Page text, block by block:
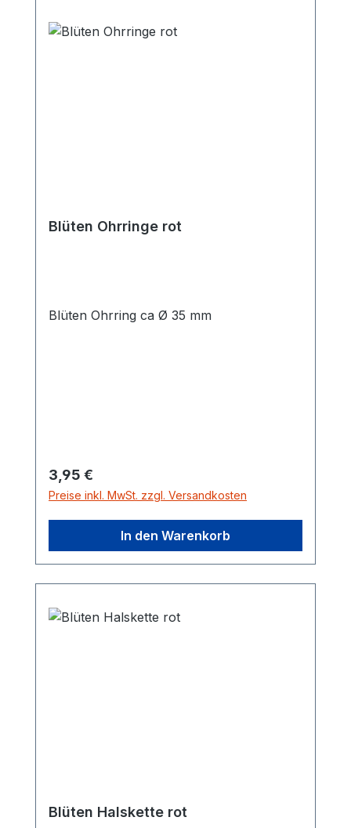
Blüten Ohrringe rot
Blüten Ohrring ca Ø 35 mm
Regulärer Preis:
3,95 €
Preise inkl. MwSt. zzgl. Versandkosten
In den Warenkorb
Blüten Halskette rot